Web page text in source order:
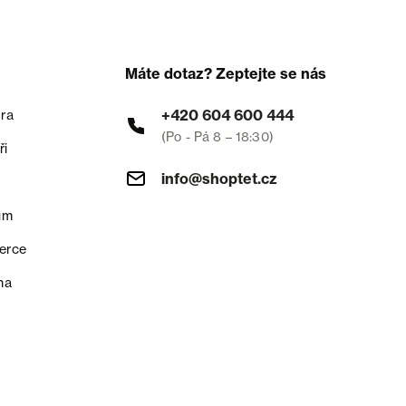
Máte dotaz? Zeptejte se nás
+420 604 600 444
(Po - Pá 8 – 18:30)
info@shoptet.cz